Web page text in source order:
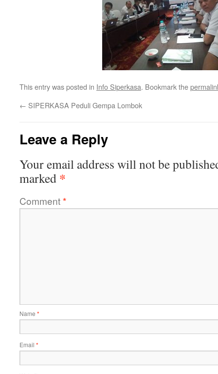
This entry was posted in Info Siperkasa. Bookmark the
← SIPERKASA Peduli Gempa Lombok
Leave a Reply
Your email address will not be
marked *
Comment*
Name *
Email *